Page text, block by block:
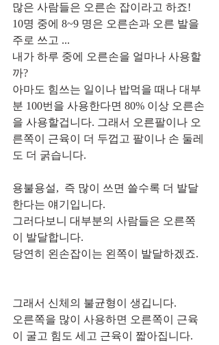
많은 사람들은 오른손 잡이라고 하죠!
10명 중에 8~9 명은 오른손과 오른 발을
주로 쓰고 ...
내가 하루 중에 오른손을 얼마나 사용할
까?
아마도 힘쓰는 일이나 밥먹을 때나 대부
분 100번을 사용한다면 80% 이상 오른손
을 사용할겁니다. 그래서 오른팔이나 오
른쪽이 근육이 더 두껍고 팔이나 손 둘레
도 더 굵습니다.
용불용설,  즉 많이 쓰면 쓸수록 더 발달
한다는 얘기입니다.
그러다보니 대부분의 사람들은 오른쪽
이 발달합니다.
당연히 왼손잡이는 왼쪽이 발달하겠죠.
그래서 신체의 불균형이 생깁니다.
오른쪽을 많이 사용하면 오른쪽이 근육
이 굴고 힘도 세고 근육이 짧아집니다.